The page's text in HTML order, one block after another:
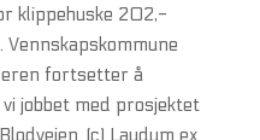
klippehuske 202,-
fortsetter å
jobbet med prosjektet
(c) Laudum ex